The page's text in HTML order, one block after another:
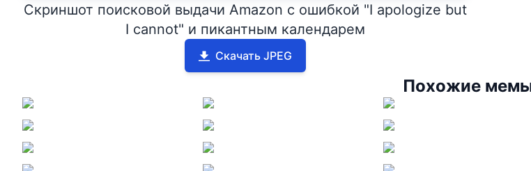
Скриншот поисковой выдачи Amazon с ошибкой "I apologize but
I cannot" и пикантным календарем
Скачать JPEG
Похожие